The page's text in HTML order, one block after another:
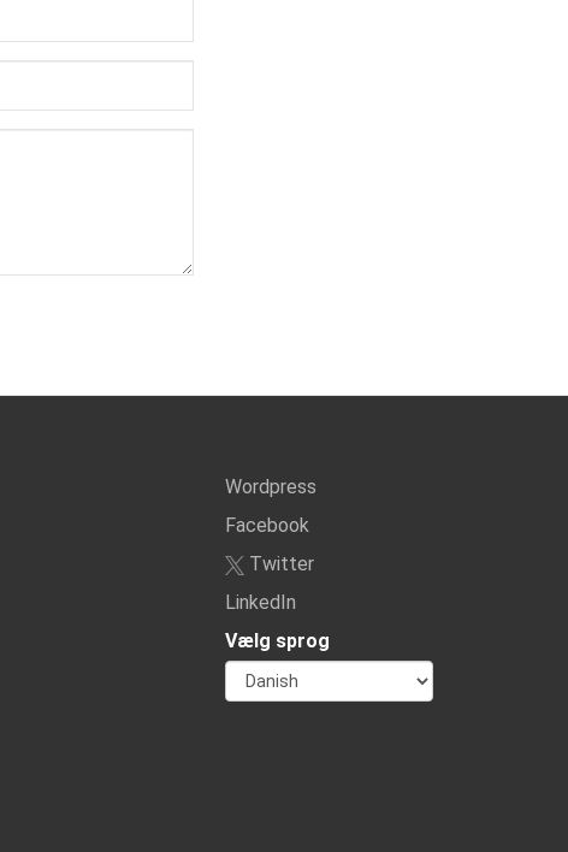
Wordpress
Facebook
Twitter
LinkedIn
Vælg sprog